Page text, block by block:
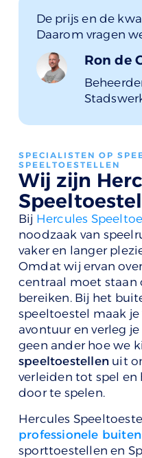
De prijs en de
Daarom vragen
Ron de
SPECIALISTEN OP
SPEELTOESTELLEN
Wij zijn
Bij Hercules
noodzaak van
vaker en langer
Omdat wij ervan
centraal moet staan
bereiken. Bij het
speeltoestel maak
avontuur en verleg
geen ander hoe we
speeltoestellen uit
verleiden tot spel
door te spelen.
Hercules
professionele
sporttoestellen en